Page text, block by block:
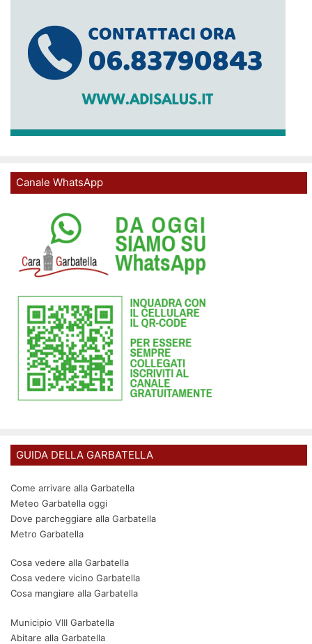
Canale WhatsApp
GUIDA DELLA GARBATELLA
Come arrivare alla Garbatella
Meteo Garbatella oggi
Dove parcheggiare alla Garbatella
Metro Garbatella
Cosa vedere alla Garbatella
Cosa vedere vicino Garbatella
Cosa mangiare alla Garbatella
Municipio VIII Garbatella
Abitare alla Garbatella